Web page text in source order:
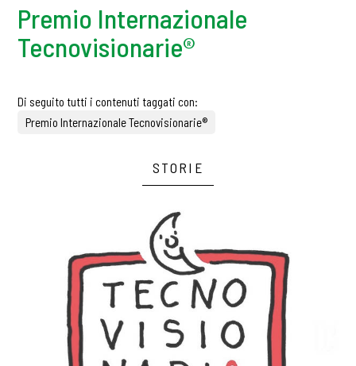
Premio Internazionale
Tecnovisionarie®
Di seguito tutti i contenuti taggati con:
Premio Internazionale Tecnovisionarie®
STORIE